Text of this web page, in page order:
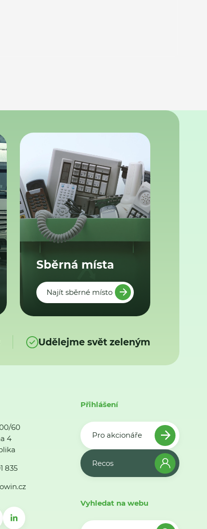
Sběrná místa
Najít sběrné místo
Udělejme svět zeleným
60
4
835
Přihlášení
Pro akcionáře
Recos
Vyhledat na webu